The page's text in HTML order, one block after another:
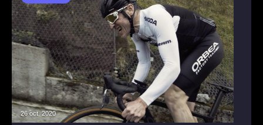
26 oct. 2020